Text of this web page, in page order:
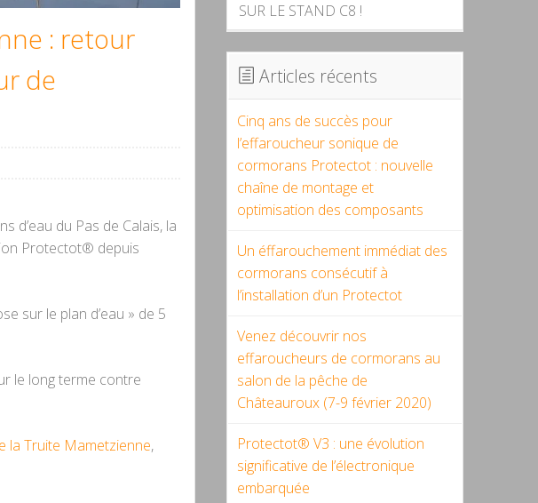
: retour
de
d’eau du Pas de Calais, la
Protectot® depuis
sur le plan d’eau » de 5
le long terme contre
la Truite Mametzienne,
SUR LE STAND C8 !
Articles récents
Cinq ans de succès pour
l’effaroucheur sonique de
cormorans Protectot : nouvelle
chaîne de montage et
optimisation des composants
Un éffarouchement immédiat des
cormorans consécutif à
l’installation d’un Protectot
Venez découvrir nos
effaroucheurs de cormorans au
salon de la pêche de
Châteauroux (7-9 février 2020)
Protectot® V3 : une évolution
significative de l’électronique
embarquée